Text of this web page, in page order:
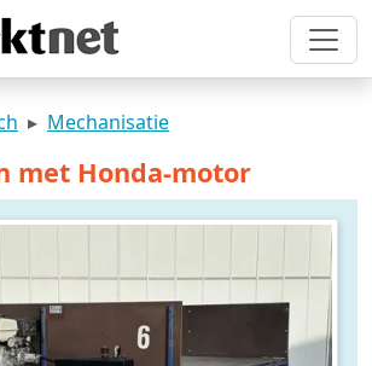
Mechanisatie
met Honda-motor